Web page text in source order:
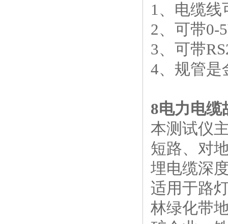
1、电缆线
2、可带0-
3、可带
4、规管是
8电力电缆
本测试仪
短路、对
埋电缆深
适用于路
林绿化带